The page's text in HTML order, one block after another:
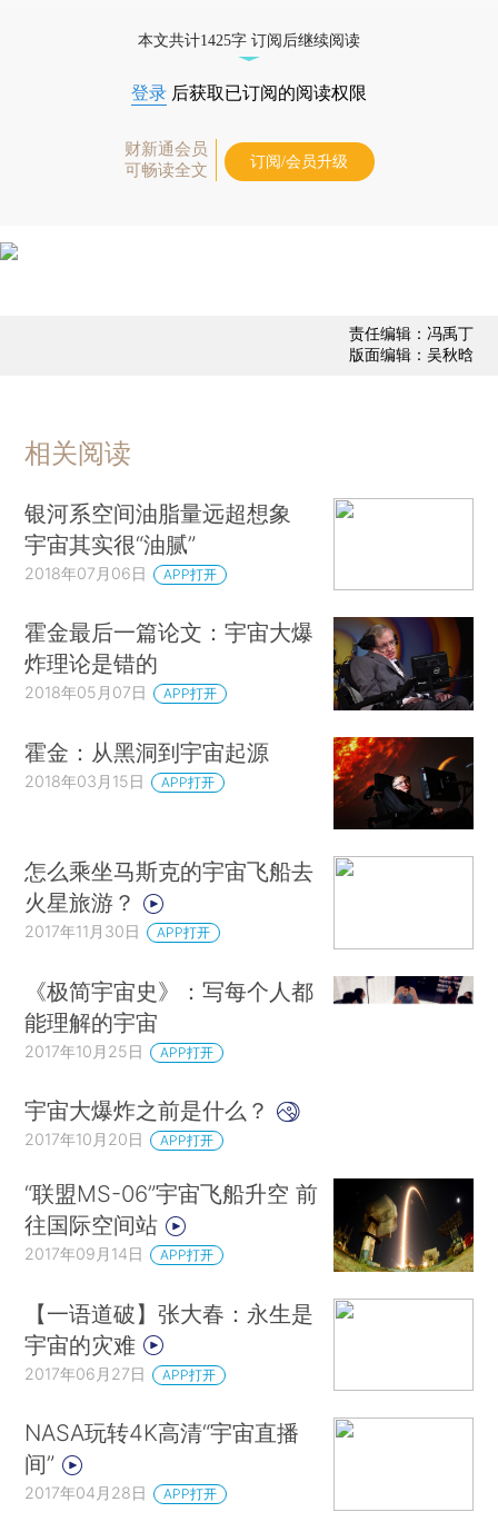
本文共计1425字 订阅后继续阅读
登录 后获取已订阅的阅读权限
财新通会员
可畅读全文
订阅/会员升级
责任编辑：冯禹丁
版面编辑：吴秋晗
相关阅读
银河系空间油脂量远超想象
宇宙其实很“油腻”
2018年07月06日 APP打开
霍金最后一篇论文：宇宙大爆
炸理论是错的
2018年05月07日 APP打开
霍金：从黑洞到宇宙起源
2018年03月15日 APP打开
怎么乘坐马斯克的宇宙飞船去
火星旅游？
2017年11月30日 APP打开
《极简宇宙史》：写每个人都
能理解的宇宙
2017年10月25日 APP打开
宇宙大爆炸之前是什么？
2017年10月20日 APP打开
“联盟MS-06”宇宙飞船升空 前
往国际空间站
2017年09月14日 APP打开
【一语道破】张大春：永生是
宇宙的灾难
2017年06月27日 APP打开
NASA玩转4K高清“宇宙直播
间”
2017年04月28日 APP打开